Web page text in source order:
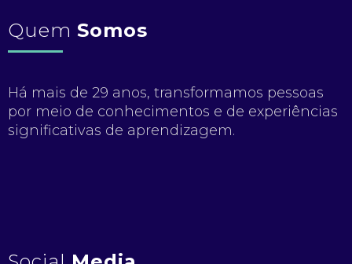
Quem Somos
Há mais de 29 anos, transformamos pessoas
por meio de conhecimentos e de experiências
significativas de aprendizagem.